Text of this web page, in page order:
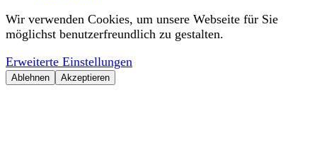
Wir verwenden Cookies, um unsere Webseite für Sie
möglichst benutzerfreundlich zu gestalten.
Erweiterte Einstellungen
Ablehnen Akzeptieren